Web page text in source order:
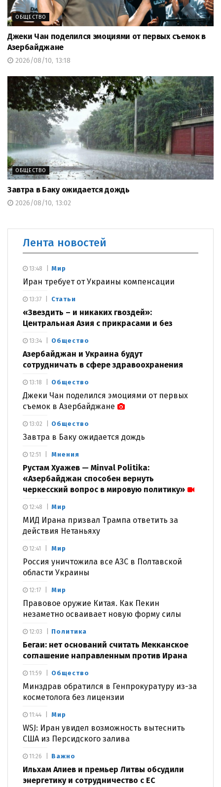
ОБЩЕСТВО
Джеки Чан поделился эмоциями от первых съемок в
Азербайджане
2026/08/10, 13:18
ОБЩЕСТВО
Завтра в Баку ожидается дождь
2026/08/10, 13:02
Лента новостей
Мир
Иран требует от Украины компенсации
13:48
Статьи
«Звездить – и никаких гвоздей»:
Центральная Азия с прикрасами и без
13:37
Общество
Азербайджан и Украина будут
сотрудничать в сфере здравоохранения
13:34
Общество
Джеки Чан поделился эмоциями от первых
съемок в Азербайджане
13:18
Общество
Завтра в Баку ожидается дождь
13:02
Мнения
Рустам Хуажев — Minval Politika:
«Азербайджан способен вернуть
черкесский вопрос в мировую политику»
12:51
Мир
МИД Ирана призвал Трампа ответить за
действия Нетаньяху
12:48
Мир
Россия уничтожила все АЗС в Полтавской
области Украины
12:41
Мир
Правовое оружие Китая. Как Пекин
незаметно осваивает новую форму силы
12:17
Политика
Бегаи: нет оснований считать Мекканское
соглашение направленным против Ирана
12:03
Общество
Минздрав обратился в Генпрокуратуру из-за
косметолога без лицензии
11:59
Мир
WSJ: Иран увидел возможность вытеснить
США из Персидского залива
11:44
Важно
Ильхам Алиев и премьер Литвы обсудили
энергетику и сотрудничество с ЕС
11:26